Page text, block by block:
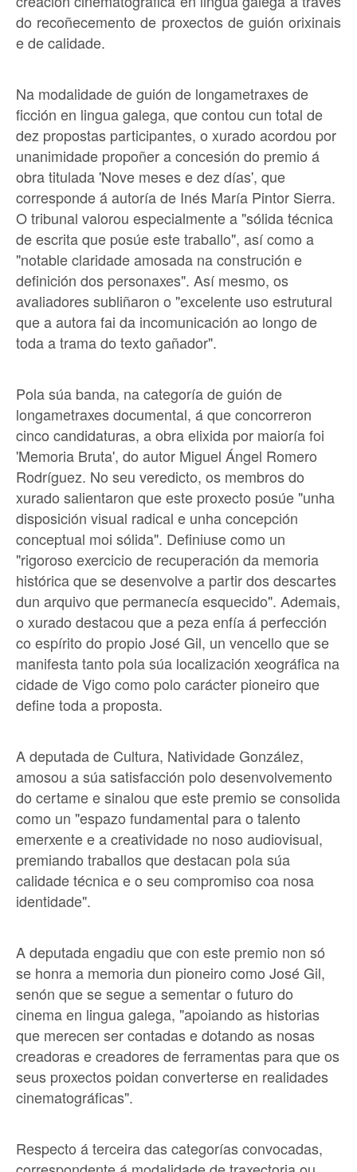
do recoñecemento de proxectos de guión orixinais
e de calidade.
Na modalidade de guión de longametraxes de
ficción en lingua galega, que contou cun total de
dez propostas participantes, o xurado acordou por
unanimidade propoñer a concesión do premio á
obra titulada 'Nove meses e dez días', que
corresponde á autoría de Inés María Pintor Sierra.
O tribunal valorou especialmente a "sólida técnica
de escrita que posúe este traballo", así como a
"notable claridade amosada na construción e
definición dos personaxes". Así mesmo, os
avaliadores subliñaron o "excelente uso estrutural
que a autora fai da incomunicación ao longo de
toda a trama do texto gañador".
Pola súa banda, na categoría de guión de
longametraxes documental, á que concorreron
cinco candidaturas, a obra elixida por maioría foi
'Memoria Bruta', do autor Miguel Ángel Romero
Rodríguez. No seu veredicto, os membros do
xurado salientaron que este proxecto posúe "unha
disposición visual radical e unha concepción
conceptual moi sólida". Definiuse como un
"rigoroso exercicio de recuperación da memoria
histórica que se desenvolve a partir dos descartes
dun arquivo que permanecía esquecido". Ademais,
o xurado destacou que a peza enfía á perfección
co espírito do propio José Gil, un vencello que se
manifesta tanto pola súa localización xeográfica na
cidade de Vigo como polo carácter pioneiro que
define toda a proposta.
A deputada de Cultura, Natividade González,
amosou a súa satisfacción polo desenvolvemento
do certame e sinalou que este premio se consolida
como un "espazo fundamental para o talento
emerxente e a creatividade no noso audiovisual,
premiando traballos que destacan pola súa
calidade técnica e o seu compromiso coa nosa
identidade".
A deputada engadiu que con este premio non só
se honra a memoria dun pioneiro como José Gil,
senón que se segue a sementar o futuro do
cinema en lingua galega, "apoiando as historias
que merecen ser contadas e dotando as nosas
creadoras e creadores de ferramentas para que os
seus proxectos poidan converterse en realidades
cinematográficas".
Respecto á terceira das categorías convocadas,